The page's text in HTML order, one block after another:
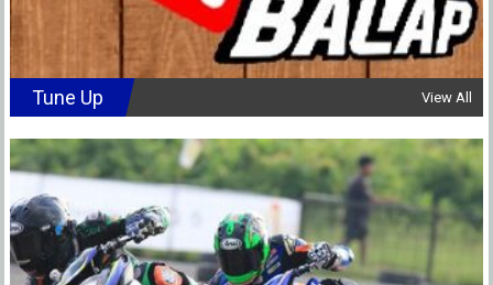
Tune Up View All